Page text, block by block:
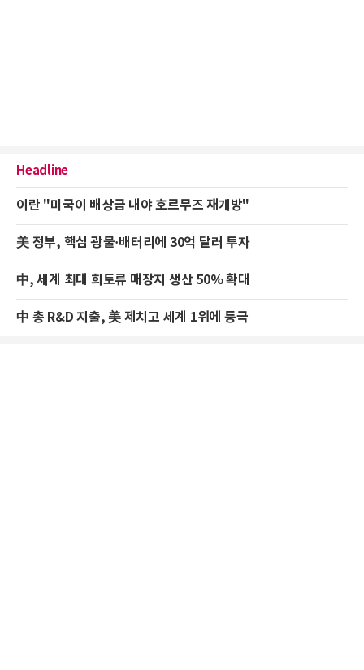
Headline
이란 "미국이 배상금 내야 호르무즈 재개방"
美 정부, 핵심 광물·배터리에 30억 달러 투자
中, 세계 최대 희토류 매장지 생산 50% 확대
中 총 R&D 지출, 美 제치고 세계 1위에 등극